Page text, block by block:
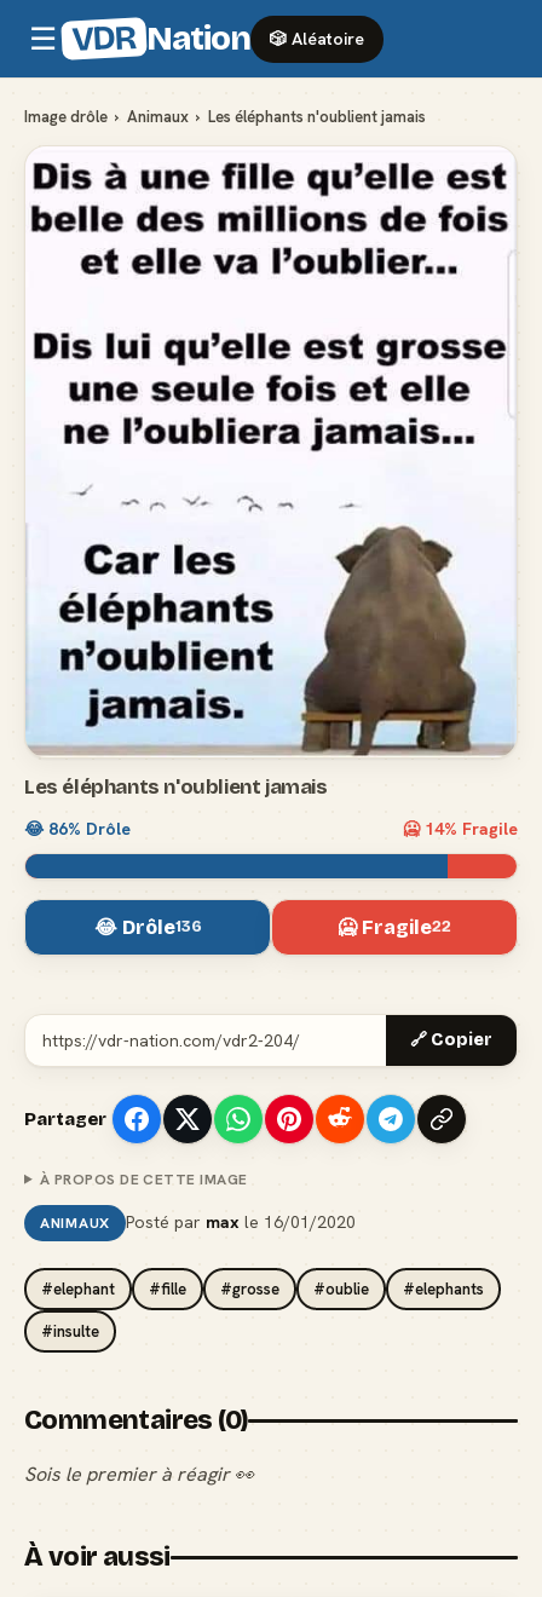
☰ VDR Nation 🎲 Aléatoire
Image drôle › Animaux › Les éléphants n'oublient jamais
Les éléphants n'oublient jamais
😂 86% Drôle 🥶 14% Fragile
😂 Drôle136 🥶 Fragile22
🔗 Copier
Partager
À PROPOS DE CETTE IMAGE
ANIMAUX Posté par max le 16/01/2020
#elephant #fille #grosse #oublie #elephants
#insulte
Commentaires (0)
Sois le premier à réagir 👀
À voir aussi